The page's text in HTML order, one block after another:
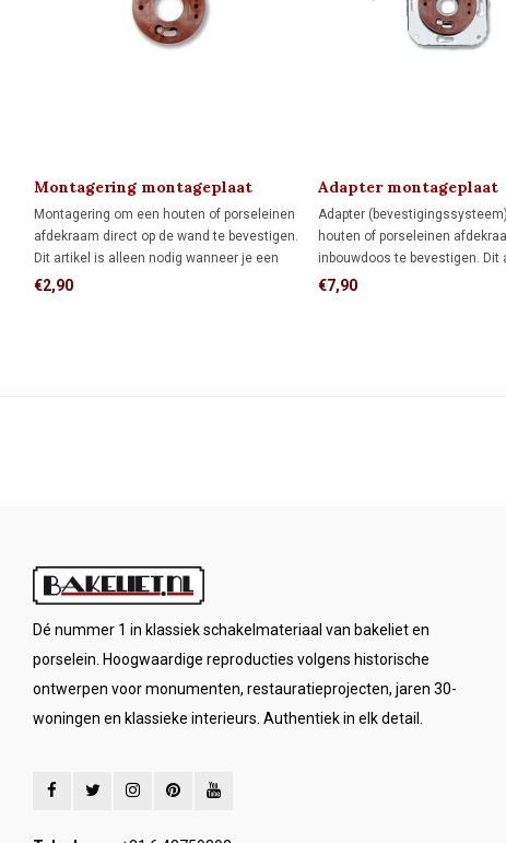
Montagering montageplaat
Montagering om een houten of porseleinen
afdekraam direct op de wand te bevestigen.
Dit artikel is alleen nodig wanneer je een
FONTINI-afdekraam als montageplaat voor
€2,90
Adapter montageplaat
Adapter
houten of porseleinen
inbouwdoos te bevestigen. Dit
alleen nodig wanneer je een
€7,90
Dé nummer 1 in klassiek schakelmateriaal van bakeliet en
porselein. Hoogwaardige reproducties volgens historische
ontwerpen voor monumenten, restauratieprojecten, jaren 30-
woningen en klassieke interieurs. Authentiek in elk detail.